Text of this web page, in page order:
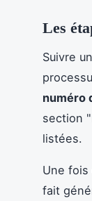
Les
Suivre
numéro
section
listées.
Une fois
fait